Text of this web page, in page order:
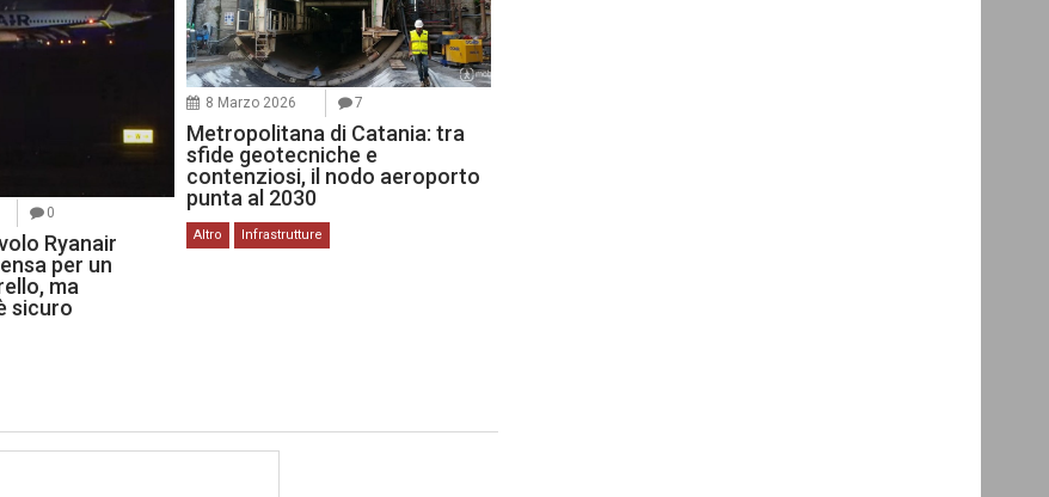
0
Ryanair
per un
ma
sicuro
8 Marzo 2026 7
Metropolitana di Catania: tra
sfide geotecniche e
contenziosi, il nodo aeroporto
punta al 2030
Altro Infrastrutture